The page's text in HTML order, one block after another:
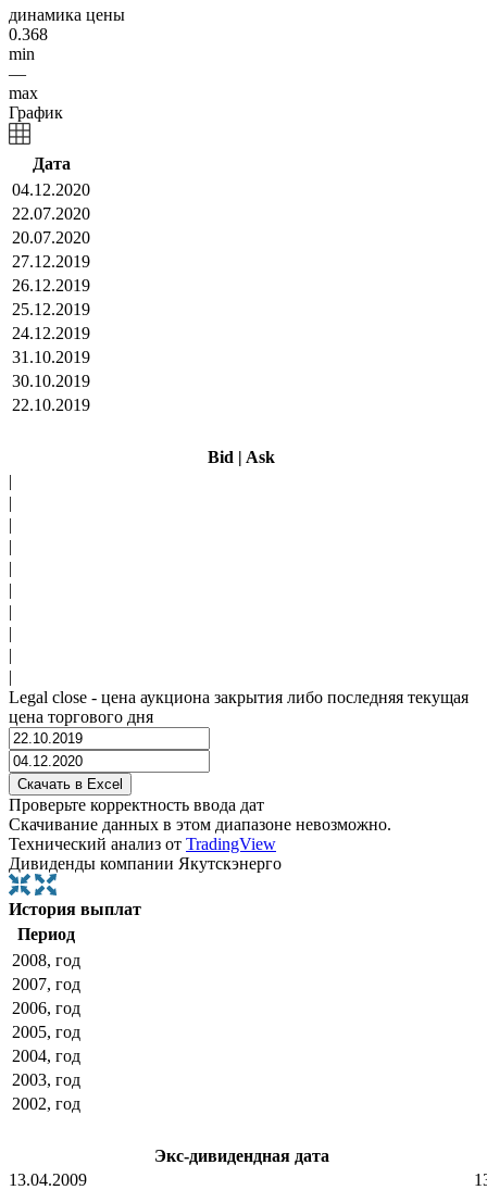
динамика цены
0.368
min
—
max
График
Дата
04.12.2020
22.07.2020
20.07.2020
27.12.2019
26.12.2019
25.12.2019
24.12.2019
31.10.2019
30.10.2019
22.10.2019
Bid | Ask
|
|
|
|
|
|
|
|
|
|
Legal close - цена аукциона закрытия либо последняя текущая
цена торгового дня
Проверьте корректность ввода дат
Скачивание данных в этом диапазоне невозможно.
Технический анализ от TradingView
Дивиденды компании Якутскэнерго
История выплат
Период
2008, год
2007, год
2006, год
2005, год
2004, год
2003, год
2002, год
Экс-дивидендная дата
13.04.2009